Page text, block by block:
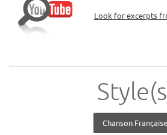
Look for excerpts
Chanson Française